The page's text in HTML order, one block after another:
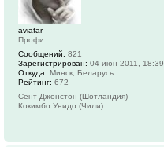
aviafar
Профи
Сообщений: 821
Зарегистрирован: 04 июн 2011, 18:39
Откуда: Минск, Беларусь
Рейтинг: 672
Сент-Джонстон (Шотландия)
Кокимбо Унидо (Чили)